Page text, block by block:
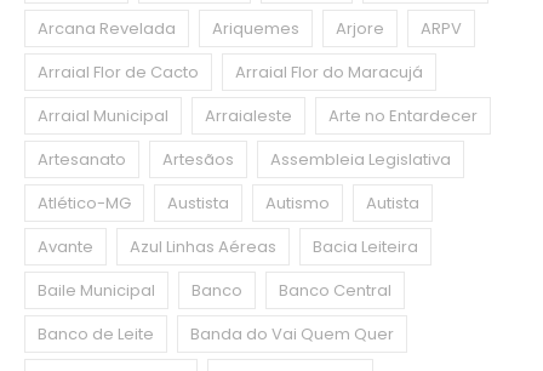
Arcana Revelada
Ariquemes Arjore
ARPV
Arraial Flor de Cacto
Arraial Flor do Maracujá
Arraial Municipal
Arraialeste
Arte no Entardecer
Artesanato
Artesãos
Assembleia Legislativa
Atlético-MG
Austista Autismo
Autista
Avante
Azul Linhas Aéreas
Bacia Leiteira
Baile Municipal
Banco
Banco Central
Banco de Leite
Banda do Vai Quem Quer